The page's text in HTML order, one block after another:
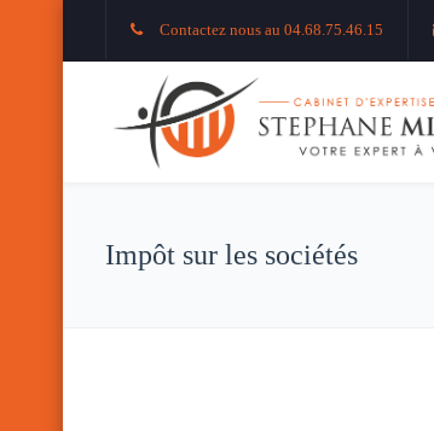
Contactez nous au 04.68.75.46.15
Impôt sur les sociétés